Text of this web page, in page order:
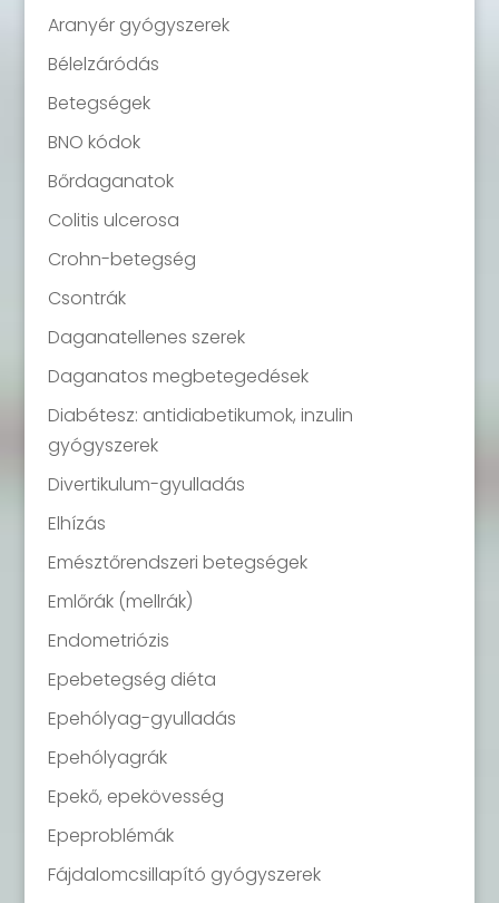
Aranyér gyógyszerek
Bélelzáródás
Betegségek
BNO kódok
Bőrdaganatok
Colitis ulcerosa
Crohn-betegség
Csontrák
Daganatellenes szerek
Daganatos megbetegedések
Diabétesz: antidiabetikumok, inzulin
gyógyszerek
Divertikulum-gyulladás
Elhízás
Emésztőrendszeri betegségek
Emlőrák (mellrák)
Endometriózis
Epebetegség diéta
Epehólyag-gyulladás
Epehólyagrák
Epekő, epekövesség
Epeproblémák
Fájdalomcsillapító gyógyszerek